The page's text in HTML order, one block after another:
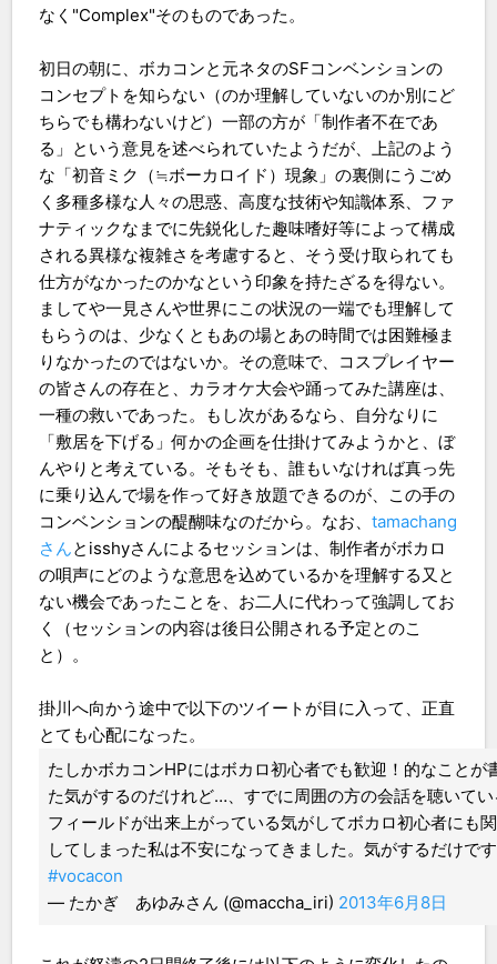
なく"Complex"そのものであった。
初日の朝に、ボカコンと元ネタのSFコンベンションの
コンセプトを知らない（のか理解していないのか別にど
ちらでも構わないけど）一部の方が「制作者不在であ
る」という意見を述べられていたようだが、上記のよう
な「初音ミク（≒ボーカロイド）現象」の裏側にうごめ
く多種多様な人々の思惑、高度な技術や知識体系、ファ
ナティックなまでに先鋭化した趣味嗜好等によって構成
される異様な複雑さを考慮すると、そう受け取られても
仕方がなかったのかなという印象を持たざるを得ない。
ましてや一見さんや世界にこの状況の一端でも理解して
もらうのは、少なくともあの場とあの時間では困難極ま
りなかったのではないか。その意味で、コスプレイヤー
の皆さんの存在と、カラオケ大会や踊ってみた講座は、
一種の救いであった。もし次があるなら、自分なりに
「敷居を下げる」何かの企画を仕掛けてみようかと、ぼ
んやりと考えている。そもそも、誰もいなければ真っ先
に乗り込んで場を作って好き放題できるのが、この手の
コンベンションの醍醐味なのだから。なお、tamachang
さんとisshyさんによるセッションは、制作者がボカロ
の唄声にどのような意思を込めているかを理解する又と
ない機会であったことを、お二人に代わって強調してお
く（セッションの内容は後日公開される予定とのこ
と）。
掛川へ向かう途中で以下のツイートが目に入って、正直
とても心配になった。
たしかボカコンHPにはボカロ初心者でも歓迎！的なことが
た気がするのだけれど…、すでに周囲の方の会話を聴いて
フィールドが出来上がっている気がしてボカロ初心者にも
してしまった私は不安になってきました。気がするだけ
#vocacon
— たかぎ あゆみさん (@maccha_iri) 2013年6月8日